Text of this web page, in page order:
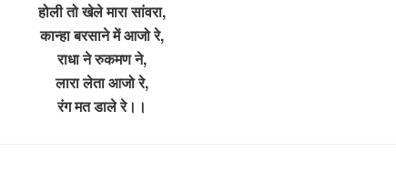
होली तो खेले मारा सांवरा,
कान्हा बरसाने में आजो रे,
राधा ने रुकमण ने,
लारा लेता आजो रे,
रंग मत डाले रे।।